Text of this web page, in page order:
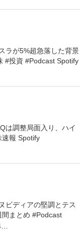
ラが5%超急落した背景
#投資 #Podcast Spotify
は調整局面入り、ハイ
速報 Spotify
ビディアの堅調とテス
まとめ #Podcast